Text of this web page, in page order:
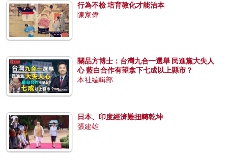
行為不檢 培育教化才能治本
陳家偉
關品方博士：台灣九合一選舉 民進黨大失人
心 藍白合作有望拿下七成以上縣市？
本社編輯部
日本、印度經濟難扭轉乾坤
張建雄